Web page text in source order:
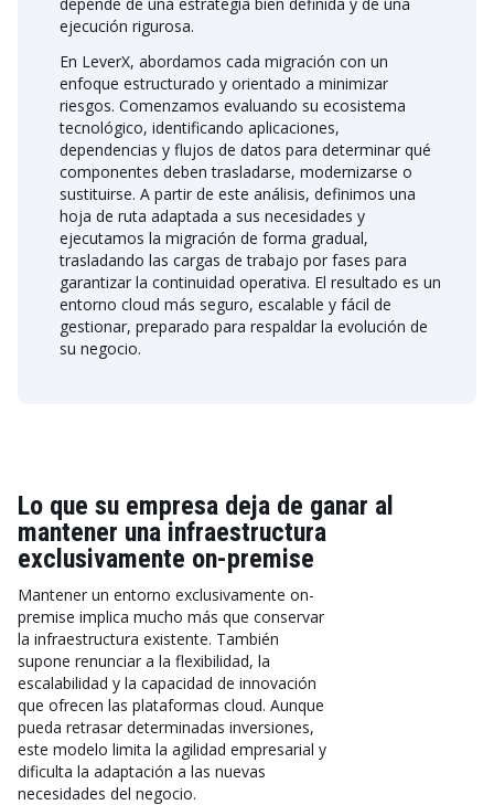
ejecución rigurosa.
En LeverX, abordamos cada migración con un
enfoque estructurado y orientado a minimizar
riesgos. Comenzamos evaluando su ecosistema
tecnológico, identificando aplicaciones,
dependencias y flujos de datos para determinar qué
componentes deben trasladarse, modernizarse o
sustituirse. A partir de este análisis, definimos una
hoja de ruta adaptada a sus necesidades y
ejecutamos la migración de forma gradual,
trasladando las cargas de trabajo por fases para
garantizar la continuidad operativa. El resultado es un
entorno cloud más seguro, escalable y fácil de
gestionar, preparado para respaldar la evolución de
su negocio.
Lo que su empresa deja de ganar al
mantener una infraestructura
exclusivamente on-premise
Mantener un entorno exclusivamente on-
premise implica mucho más que conservar
la infraestructura existente. También
supone renunciar a la flexibilidad, la
escalabilidad y la capacidad de innovación
que ofrecen las plataformas cloud. Aunque
pueda retrasar determinadas inversiones,
este modelo limita la agilidad empresarial y
dificulta la adaptación a las nuevas
necesidades del negocio.